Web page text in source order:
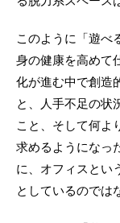
このように「遊べ
身の健康を高めて
化が進む中で創造
と、人手不足の状
こと、そして何よ
求めるようになっ
に、オフィスとい
としているのでは